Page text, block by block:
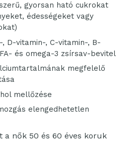
gyorsan ható cukrokat
édességeket vagy
D-vitamin-, C-vitamin-, B-
és omega-3 zsírsav-bevitel
megfelelő
mellőzése
elengedhetetlen
a nők 50 és 60 éves koruk